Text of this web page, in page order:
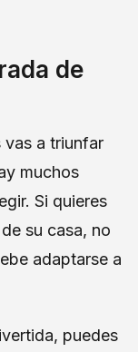
de
vas a triunfar
muchos
Si quieres
su casa, no
adaptarse a
puedes